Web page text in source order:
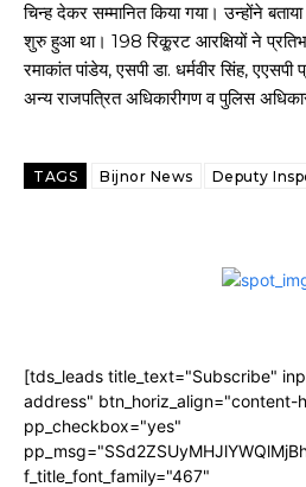
चिन्ह देकर सम्मानित किया गया। उन्होंने
शुरु हुआ था। 198 रिकू्रट आरक्षियों ने
रमाकांत पांडेय, एसपी डा. धर्मवीर सिंह,
अन्य राजपत्रित अधिकारीगण व पुलिस
TAGS Bijnor News Deputy
[tds_leads title_text="Subscribe"
address" btn_horiz_align="content-
pp_checkbox="yes"
f_title_font_family="467"